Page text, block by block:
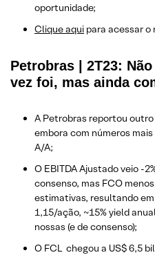
oportunidade;
Clique aqui para acessar
Petrobras | 2T23:
vez foi, mas ainda
A Petrobras reportou
embora com números
A/A;
O EBITDA Ajustado veio -
consenso, mas FCO
estimativas, resultando
1,15/ação, ~15% yield
nossas (e de consenso);
O FCL chegou a US$ 6,5